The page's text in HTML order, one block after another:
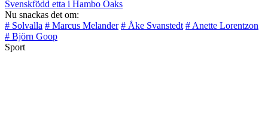
Svenskfödd etta i Hambo Oaks
Nu snackas det om:
# Solvalla # Marcus Melander # Åke Svanstedt # Anette Lorentzon
# Björn Goop
Sport